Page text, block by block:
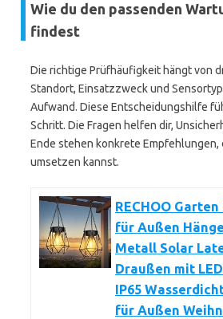
Wie du den passenden
findest
Die richtige Prüf­häufigkeit hängt von
Standort, Einsatzzweck und
Aufwand. Diese Entscheidungshilfe
Schritt. Die Fragen helfen dir,
Ende stehen konkrete Empfehlungen,
umsetzen kannst.
RECHOO
für Außen
Metall Solar
Draußen mit
IP65
für Außen